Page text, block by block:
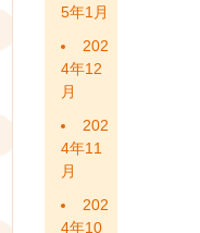
5年1月
202
4年12
月
202
4年11
月
202
4年10